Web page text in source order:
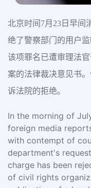
北京时间7月23日早间
绝了警察部门的用户
该项罪名已遭审理法
案的法律裁决意见书
诉法院的拒绝。
In the morning of
foreign media
with contempt of
department's
charge has been
of civil rights